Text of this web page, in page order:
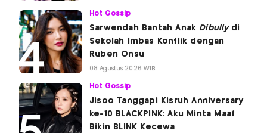
Hot Gossip
Sarwendah Bantah Anak Dibullydi
Sekolah Imbas Konflik dengan
Ruben Onsu
08 Agustus 2026 WIB
Hot Gossip
Jisoo Tanggapi Kisruh Anniversary
ke-10 BLACKPINK: Aku Minta Maaf
Bikin BLINK Kecewa